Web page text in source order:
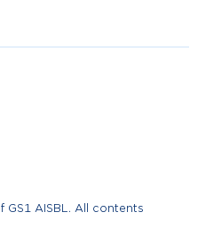
GS1 AISBL. All contents